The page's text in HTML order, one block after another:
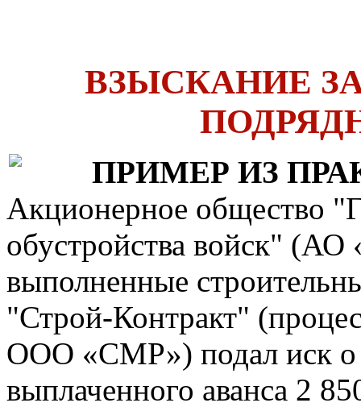
ВЗЫСКАНИЕ
ПРИМЕР ИЗ
Акционерное общество
обустройства войск"
выполненные
"Строй-Контракт"
ООО «СМР») подал иск о
выплаченного аванса 2